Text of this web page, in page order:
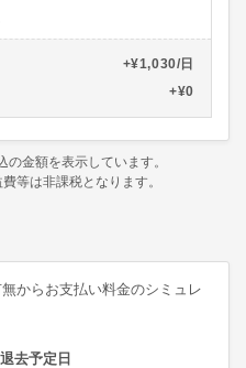
+¥1,030/日
+¥0
金額を表示しています。
等は非課税となります。
からお支払い料金のシミュレ
退去予定日